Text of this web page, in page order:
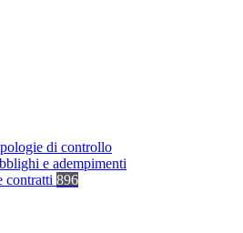
di controllo
e adempimenti
contratti 896